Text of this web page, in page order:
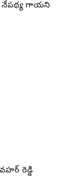
నేపథ్య గాయని
రెడ్డి